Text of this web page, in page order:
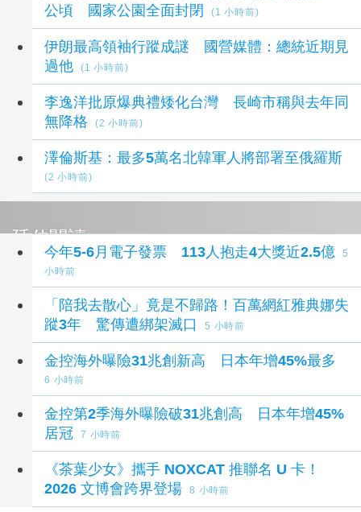
公頃 國家公園全面封閉
(1 小時前)
伊朗最高領袖行蹤成謎 國營媒體：總統近期見
過他
(1 小時前)
李逸洋批原爆典禮矮化台灣 長崎市稱與去年同
無降格
(2 小時前)
澤倫斯基：最多5萬名北韓軍人將部署至俄羅斯
(2 小時前)
延伸閱讀
今年5-6月電子發票 113人抱走4大獎近2.5億
5
小時前
「陪我去散心」竟是不歸路！百萬網紅雅典娜失
蹤3年 驚傳遭綁架滅口
5 小時前
金控海外曝險31兆創新高 日本年增45%最多
6 小時前
金控第2季海外曝險破31兆創高 日本年增45%
居冠
7 小時前
《茶葉少女》攜手 NOXCAT 推聯名 U 卡！
2026 文博會跨界登場
8 小時前